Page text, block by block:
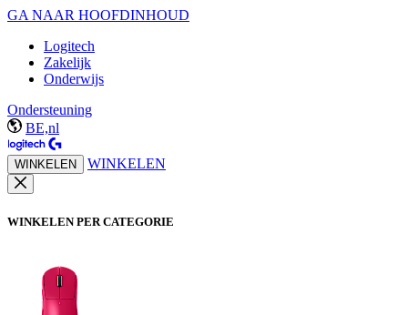
GA NAAR HOOFDINHOUD
Logitech
Zakelijk
Onderwijs
Ondersteuning
BE,nl
WINKELEN WINKELEN
WINKELEN PER CATEGORIE